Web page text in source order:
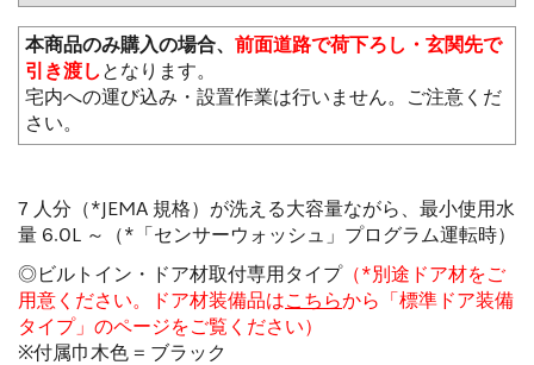
本商品のみ購入の場合、 前面道路で荷下ろし・玄関先で
引き渡し となります。
宅内への運び込み・設置作業は行いません。ご注意くだ
さい。
7 人分（*JEMA 規格）が洗える大容量ながら、最小使用水
量 6.0L ～（*「センサーウォッシュ」プログラム運転時）
◎ビルトイン・ドア材取付専用タイプ
（*別途ドア材をご
用意ください。ドア材装備品はこちらから「標準ドア装備
タイプ」のページをご覧ください）
※付属巾木色 = ブラック